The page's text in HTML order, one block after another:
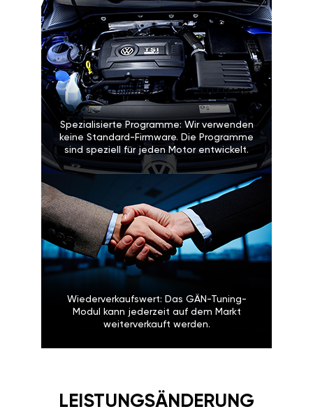
Spezialisierte Programme: Wir verwenden
keine Standard-Firmware. Die Programme
sind speziell für jeden Motor entwickelt.
Wiederverkaufswert: Das GÄN-Tuning-
Modul kann jederzeit auf dem Markt
weiterverkauft werden.
LEISTUNGSÄNDERUNG